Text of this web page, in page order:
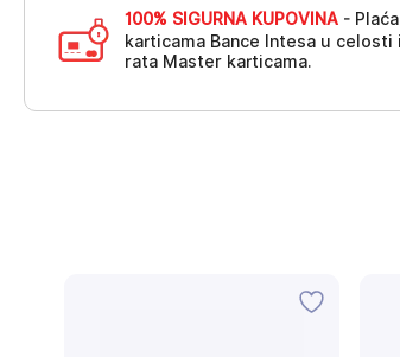
100% SIGURNA KUPOVINA -
karticama Bance Intesa u celosti
rata Master karticama.